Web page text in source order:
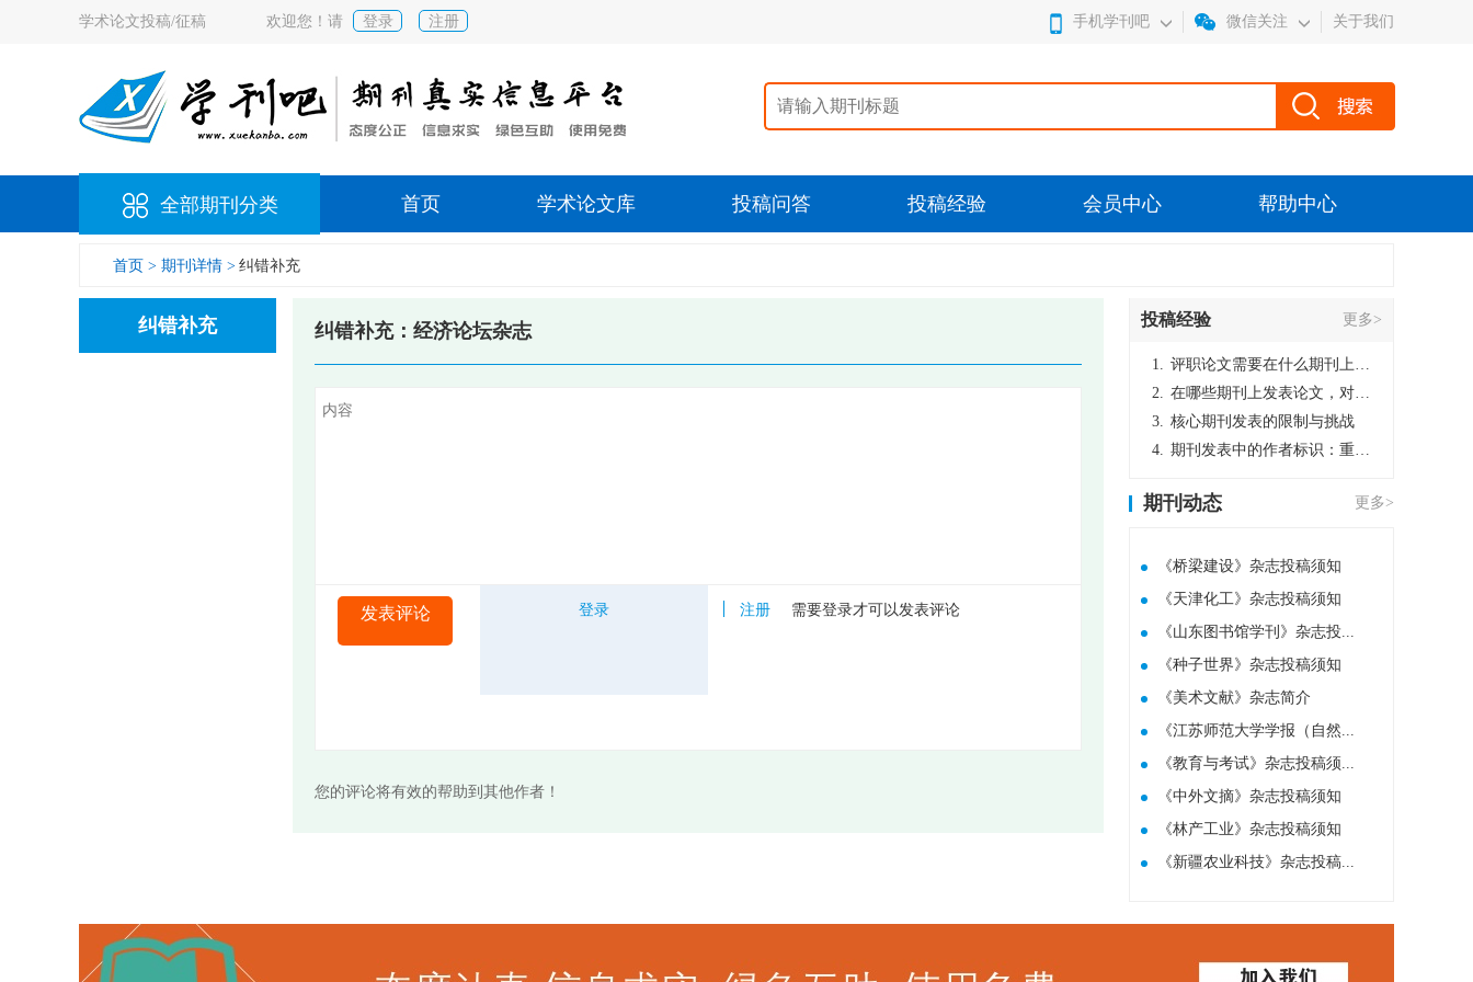
学术论文投稿/征稿 欢迎您！请 登录 注册 手机学刊吧 微信关注 关于我们
全部期刊分类 首页 学术论文库 投稿问答 投稿经验 会员中心 帮助中心
首页 > 期刊详情 > 纠错补充
纠错补充 纠错补充：经济论坛杂志
发表评论 登录 注册 需要登录才可以发表评论
您的评论将有效的帮助到其他作者！
投稿经验 更多>
1. 评职论文需要在什么期刊上发表？
2. 在哪些期刊上发表论文，对考研有优势？
3. 核心期刊发表的限制与挑战
4. 期刊发表中的作者标识：重要性与实践
期刊动态 更多>
《桥梁建设》杂志投稿须知
《天津化工》杂志投稿须知
《山东图书馆学刊》杂志投...
《种子世界》杂志投稿须知
​《美术文献》杂志简介
《江苏师范大学学报（自然...
《教育与考试》杂志投稿须...
《中外文摘》杂志投稿须知
《林产工业》杂志投稿须知
《新疆农业科技》杂志投稿...